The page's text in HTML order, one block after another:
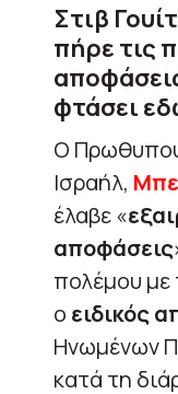
Στιβ
πήρε τις
φτάσει
Ο
Ισραήλ,
έλαβε «
αποφάσεις
πολέμου με
ο ειδικός
Ηνωμένων
κατά τη